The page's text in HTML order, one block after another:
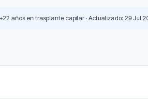
años en trasplante capilar · Actualizado: 29 Jul